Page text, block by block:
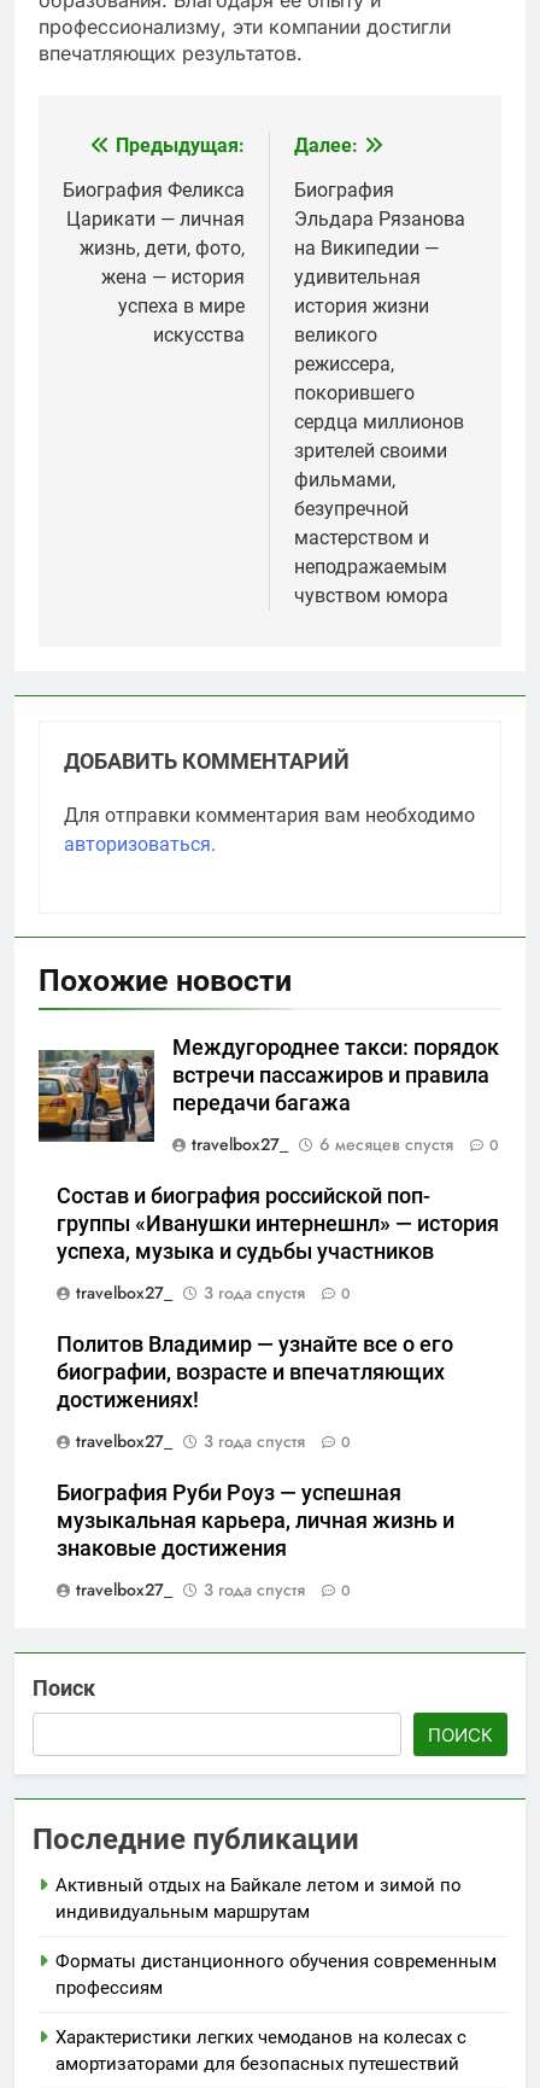
профессионализму, эти компании достигли
впечатляющих результатов.
Навигация
по
записям
Предыдущая:
Биография Феликса
Царикати — личная
жизнь, дети, фото,
жена — история
успеха в мире
искусства
Далее:
Биография
Эльдара Рязанова
на Википедии —
удивительная
история жизни
великого
режиссера,
покорившего
сердца миллионов
зрителей своими
фильмами,
безупречной
мастерством и
неподражаемым
чувством юмора
ДОБАВИТЬ КОММЕНТАРИЙ
Для отправки комментария вам необходимо
авторизоваться.
Похожие новости
Междугороднее такси: порядок
встречи пассажиров и правила
передачи багажа
travelbox27_
6 месяцев спустя 0
Состав и биография российской поп-
группы «Иванушки интернешнл» — история
успеха, музыка и судьбы участников
travelbox27_
3 года спустя 0
Политов Владимир — узнайте все о его
биографии, возрасте и впечатляющих
достижениях!
travelbox27_
3 года спустя 0
Биография Руби Роуз — успешная
музыкальная карьера, личная жизнь и
знаковые достижения
travelbox27_
3 года спустя 0
Поиск
ПОИСК
Последние публикации
Активный отдых на Байкале летом и зимой по
индивидуальным маршрутам
Форматы дистанционного обучения современным
профессиям
Характеристики легких чемоданов на колесах с
амортизаторами для безопасных путешествий